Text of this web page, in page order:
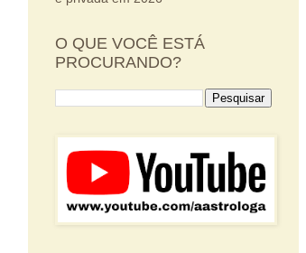
O QUE VOCÊ ESTÁ
PROCURANDO?